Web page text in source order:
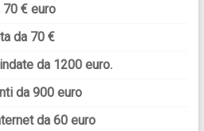
70 € euro
da 70 €
da 1200 euro.
da 900 euro
da 60 euro